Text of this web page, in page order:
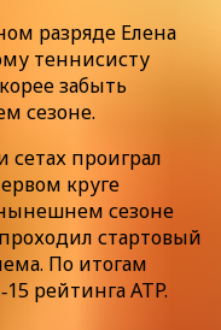
разряде Елена
теннисисту
забыть
сезоне.
проиграл
круге
сезоне
стартовый
По итогам
рейтинга ATP.